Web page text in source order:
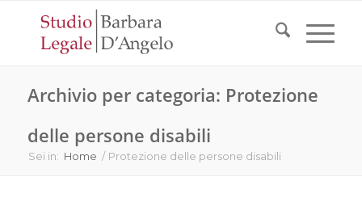
Archivio per categoria: Protezione
delle persone disabili
Sei in: Home / Protezione delle persone disabili